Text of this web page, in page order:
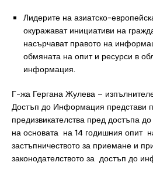
Лидерите на азиатско-
окуражават инициативи на
насърчават правото на
обмяната на опит и ресурси в
информация.
Г-жа Гергана Жулева –
Достъп до Информация представи
предизвикателства пред достъпа
на основата на 14 годишния опит
застъпничеството за приемане и
законодателството за достъп до